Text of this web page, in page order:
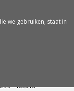
- 463610
we gebruiken, staat in